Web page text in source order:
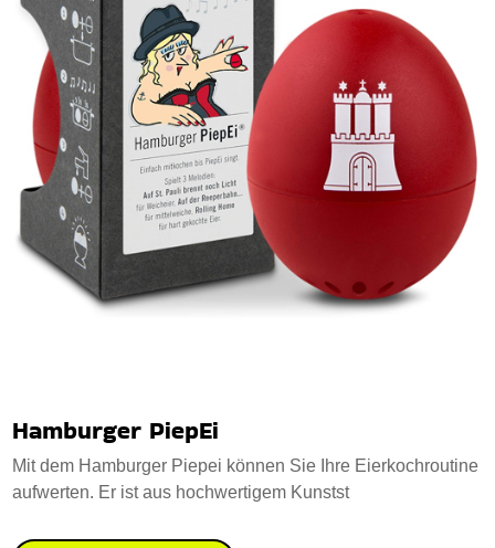
Hamburger PiepEi
Mit dem Hamburger Piepei können Sie Ihre Eierkochroutine
aufwerten. Er ist aus hochwertigem Kunstst